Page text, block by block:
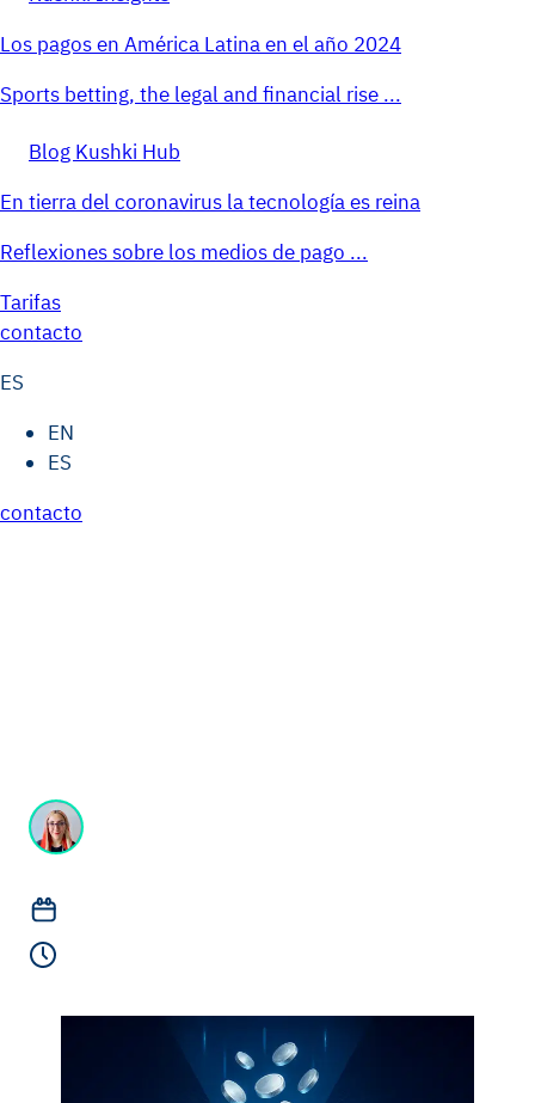
Los pagos en América Latina en el año 2024
Sports betting, the legal and financial rise ...
Blog Kushki Hub
En tierra del coronavirus la tecnología es reina
Reflexiones sobre los medios de pago ...
Tarifas
contacto
ES
EN
ES
contacto